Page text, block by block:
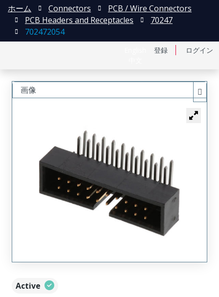
登録 ログイン
ホーム Connectors
PCB / Wire Connectors
PCB Headers and Receptacles
70247
702472054
Active
画像